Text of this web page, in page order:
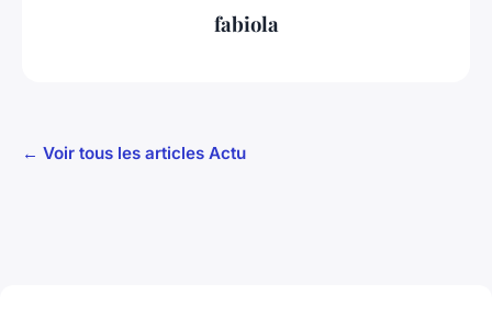
fabiola
← Voir tous les articles Actu